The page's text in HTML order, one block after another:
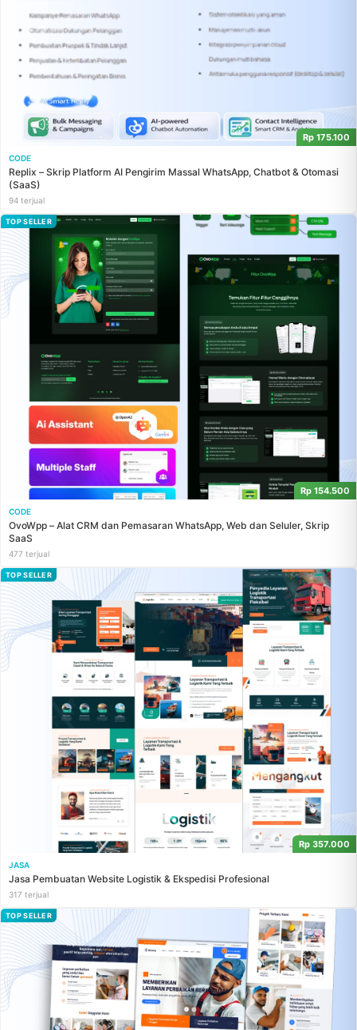
Rp 175.100
CODE
Replix – Skrip Platform AI Pengirim Massal WhatsApp, Chatbot & Otomasi
(SaaS)
94 terjual
TOP SELLER
Rp 154.500
CODE
OvoWpp – Alat CRM dan Pemasaran WhatsApp, Web dan Seluler, Skrip
SaaS
477 terjual
TOP SELLER
Rp 357.000
JASA
Jasa Pembuatan Website Logistik & Ekspedisi Profesional
317 terjual
TOP SELLER